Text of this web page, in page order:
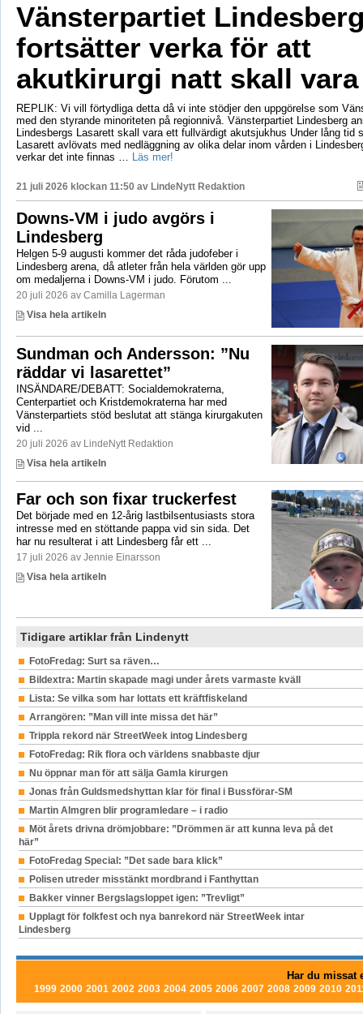
Vänsterpartiet
fortsätter verka för att
akutkirurgi natt skall
REPLIK: Vi vill förtydliga detta då vi inte stödjer den uppgörelse som
med den styrande minoriteten på regionnivå. Vänsterpartiet Lindesberg
Lindesbergs Lasarett skall vara ett fullvärdigt akutsjukhus Under lång tid
Lasarett avlövats med nedläggning av olika delar inom vården i
verkar det inte finnas … Läs mer!
21 juli 2026 klockan 11:50 av LindeNytt Redaktion
Downs-VM i judo avgörs i
Lindesberg
Helgen 5-9 augusti kommer det råda judofeber i
Lindesberg arena, då atleter från hela världen gör upp
om medaljerna i Downs-VM i judo. Förutom ...
20 juli 2026 av Camilla Lagerman
Visa hela artikeln
Sundman och Andersson: ”Nu
räddar vi lasarettet”
INSÄNDARE/DEBATT: Socialdemokraterna,
Centerpartiet och Kristdemokraterna har med
Vänsterpartiets stöd beslutat att stänga kirurgakuten
vid ...
20 juli 2026 av LindeNytt Redaktion
Visa hela artikeln
Far och son fixar truckerfest
Det började med en 12-årig lastbilsentusiasts stora
intresse med en stöttande pappa vid sin sida. Det
har nu resulterat i att Lindesberg får ett ...
17 juli 2026 av Jennie Einarsson
Visa hela artikeln
Tidigare artiklar från Lindenytt
FotoFredag: Surt sa räven…
Bildextra: Martin skapade magi under årets varmaste kväll
Lista: Se vilka som har lottats ett kräftfiskeland
Arrangören: ”Man vill inte missa det här”
Trippla rekord när StreetWeek intog Lindesberg
FotoFredag: Rik flora och världens snabbaste djur
Nu öppnar man för att sälja Gamla kirurgen
Jonas från Guldsmedshyttan klar för final i Bussförar-SM
Martin Almgren blir programledare – i radio
Möt årets drivna drömjobbare: ”Drömmen är att kunna leva på det
här”
FotoFredag Special: ”Det sade bara klick”
Polisen utreder misstänkt mordbrand i Fanthyttan
Bakker vinner Bergslagsloppet igen: ”Trevligt”
Upplagt för folkfest och nya banrekord när StreetWeek intar
Lindesberg
Har du missat
1999 2000 2001 2002 2003 2004 2005 2006 2007 2008 2009 2010